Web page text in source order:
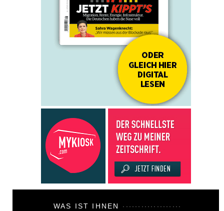
WAS IST IHNEN